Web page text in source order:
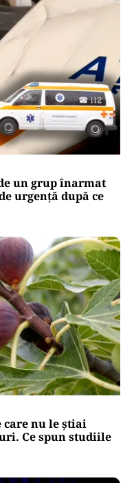
un grup înarmat
urgență după ce
care nu le știai
Ce spun studiile